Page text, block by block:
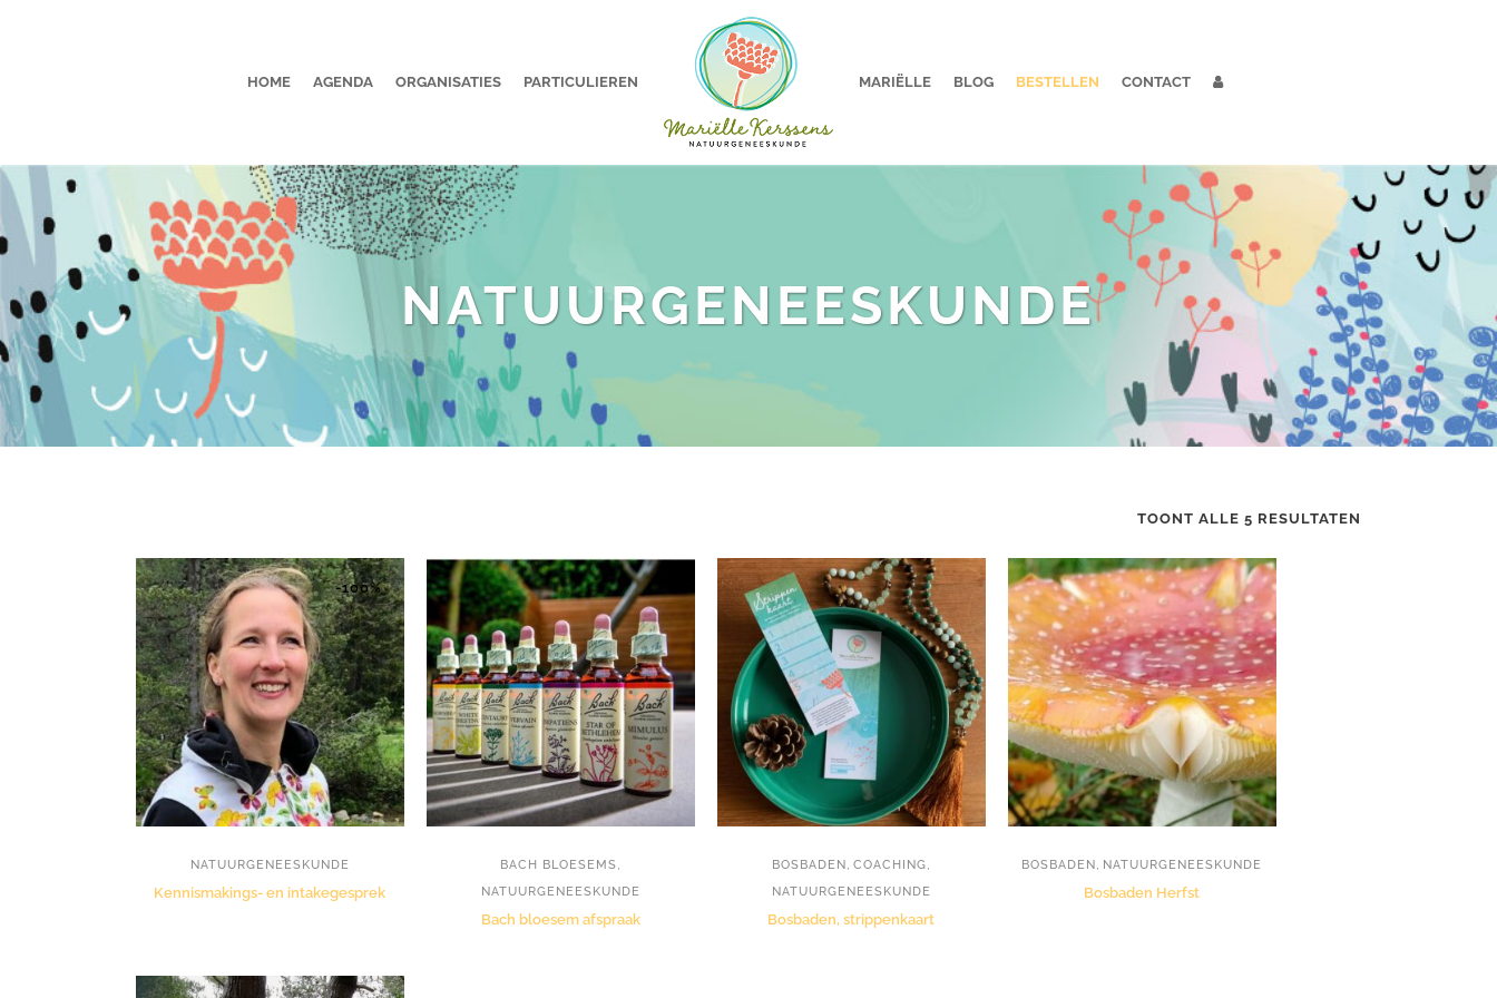
HOME AGENDA ORGANISATIES PARTICULIEREN MARIËLLE BLOG BESTELLEN CONTACT
NATUURGENEESKUNDE
TOONT ALLE 5 RESULTATEN
-100%
NATUURGENEESKUNDE
Kennismakings- en intakegesprek
BACH BLOESEMS
NATUURGENEESKUNDE
Bach bloesem afspraak
BOSBADEN ,COACHING
NATUURGENEESKUNDE
Bosbaden, strippenkaart
BOSBADEN NATUURGENEESKUNDE
Bosbaden Herfst